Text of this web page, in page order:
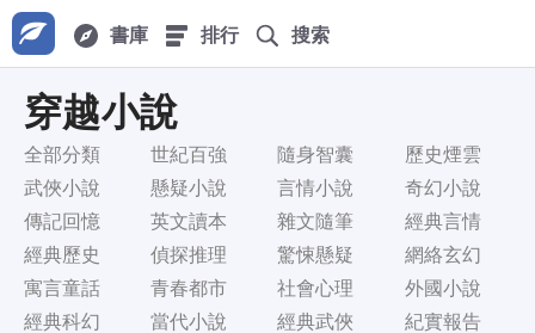
書庫 排行 搜索
穿越小說
全部分類 世紀百強 隨身智囊
歷史煙雲
武俠小說
懸疑小說 言情小說
奇幻小說
傳記回憶
英文讀本 雜文隨筆
經典言情
經典歷史
偵探推理 驚悚懸疑
網絡玄幻
寓言童話
青春都市 社會心理
外國小說
經典科幻
當代小說 經典武俠
紀實報告